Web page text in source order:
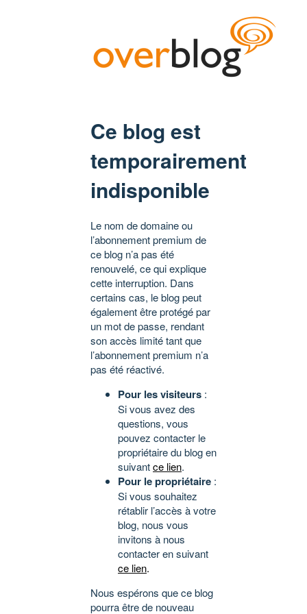
Ce blog est
temporairement
indisponible
Le nom de domaine ou
l’abonnement premium de
ce blog n’a pas été
renouvelé, ce qui explique
cette interruption. Dans
certains cas, le blog peut
également être protégé par
un mot de passe, rendant
son accès limité tant que
l’abonnement premium n’a
pas été réactivé.
Pour les visiteurs :
Si vous avez des
questions, vous
pouvez contacter le
propriétaire du blog en
suivantce lien.
Pour le propriétaire :
Si vous souhaitez
rétablir l’accès à votre
blog, nous vous
invitons à nous
contacter en suivant
ce lien.
Nous espérons que ce blog
pourra être de nouveau